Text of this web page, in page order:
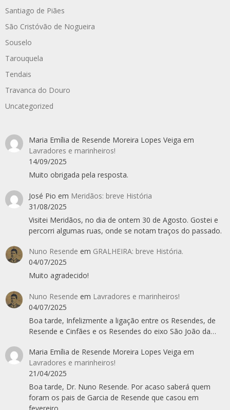
Santiago de Piães
São Cristóvão de Nogueira
Souselo
Tarouquela
Tendais
Travanca do Douro
Uncategorized
Maria Emília de Resende Moreira Lopes Veiga em
Lavradores e marinheiros!
14/09/2025
Muito obrigada pela resposta.
José Pio em Meridãos: breve História
31/08/2025
Visitei Meridãos, no dia de ontem 30 de Agosto. Gostei e
percorri algumas ruas, onde se notam traços do passado.
Nuno Resende em GRALHEIRA: breve História.
04/07/2025
Muito agradecido!
Nuno Resende em Lavradores e marinheiros!
04/07/2025
Boa tarde, Infelizmente a ligação entre os Resendes, de
Resende e Cinfães e os Resendes do eixo São João da…
Maria Emília de Resende Moreira Lopes Veiga em
Lavradores e marinheiros!
21/04/2025
Boa tarde, Dr. Nuno Resende. Por acaso saberá quem
foram os pais de Garcia de Resende que casou em